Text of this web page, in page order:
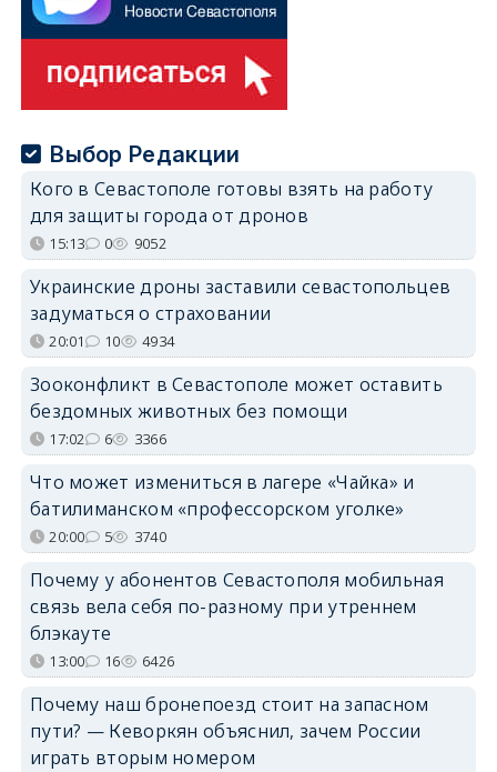
Выбор Редакции
Кого в Севастополе готовы взять на работу
для защиты города от дронов
15:13 0 9052
Украинские дроны заставили севастопольцев
задуматься о страховании
20:01 10 4934
Зооконфликт в Севастополе может оставить
бездомных животных без помощи
17:02 6 3366
Что может измениться в лагере «Чайка» и
батилиманском «профессорском уголке»
20:00 5 3740
Почему у абонентов Севастополя мобильная
связь вела себя по-разному при утреннем
блэкауте
13:00 16 6426
Почему наш бронепоезд стоит на запасном
пути? — Кеворкян объяснил, зачем России
играть вторым номером